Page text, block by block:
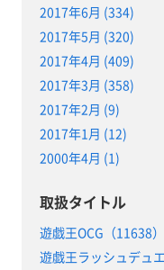
2017年6月 (334)
2017年5月 (320)
2017年4月 (409)
2017年3月 (358)
2017年2月 (9)
2017年1月 (12)
2000年4月 (1)
取扱タイトル
遊戯王OCG（11638）
遊戯王ラッシュデュ